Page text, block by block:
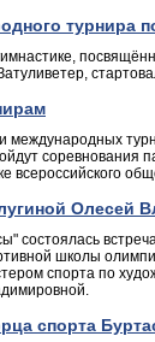
турнира
соревнования
всероссийского
Олесей
состоялась
школы
спорта по
спорта